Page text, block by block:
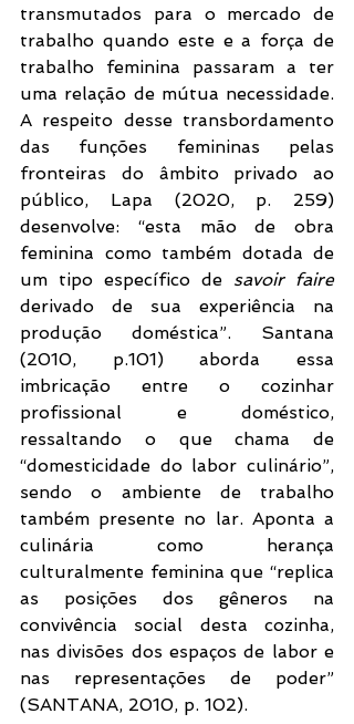
transmutados para o mercado de
trabalho quando este e a força de
trabalho feminina passaram a ter
uma relação de mútua necessidade.
A respeito desse transbordamento
das funções femininas pelas
fronteiras do âmbito privado ao
público, Lapa (2020, p. 259)
desenvolve: “esta mão de obra
feminina como também dotada de
um tipo específico de
savoir faire
derivado de sua experiência na
produção doméstica”. Santana
(2010, p.101) aborda essa
imbricação entre o cozinhar
profissional e doméstico,
ressaltando o que chama de
“domesticidade do labor culinário”,
sendo o ambiente de trabalho
também presente no lar. Aponta a
culinária como herança
culturalmente feminina que “replica
as posições dos gêneros na
convivência social desta cozinha,
nas divisões dos espaços de labor e
nas representações de poder”
(SANTANA, 2010, p. 102).